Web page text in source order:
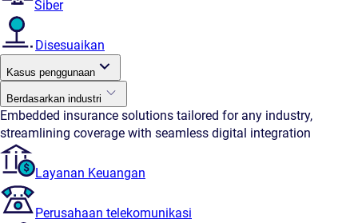
Siber
Disesuaikan
Kasus penggunaan
Berdasarkan industri
Embedded insurance solutions tailored for any industry,
streamlining coverage with seamless digital integration
Layanan Keuangan
Perusahaan telekomunikasi